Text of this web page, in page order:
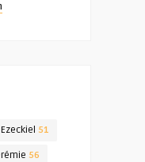
Ezeckiel 51
56